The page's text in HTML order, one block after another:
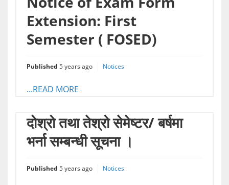
Extension: First
Semester ( FOSED)
Published 5 years ago Notices
...READ MORE
दोश्रो तथा तेश्रो सेमेष्टर/ बर्षमा
भर्ना सम्बन्धी सूचना ।
Published 5 years ago Notices